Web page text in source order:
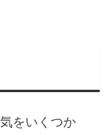
をいくつか